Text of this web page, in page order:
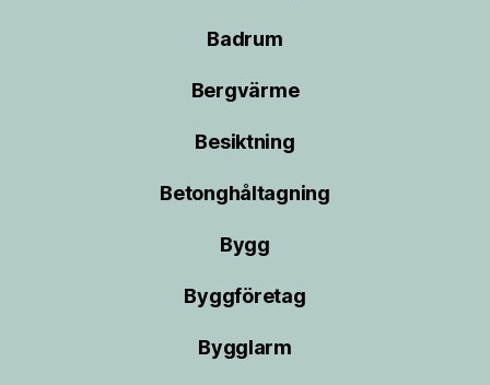
Badrum
Bergvärme
Besiktning
Betonghåltagning
Bygg
Byggföretag
Bygglarm